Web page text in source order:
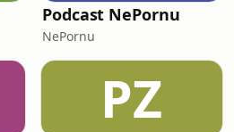
Podcast NePornu
NePornu
PZ